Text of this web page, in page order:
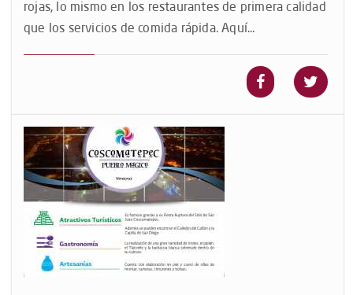
rojas, lo mismo en los restaurantes de primera calidad
que los servicios de comida rápida. Aquí...